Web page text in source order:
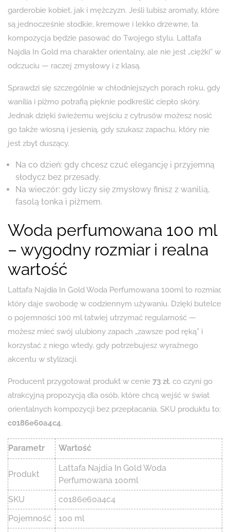
garderobie kobiet, jak i mężczyzn. Jeśli lubisz aromaty, które
są jednocześnie słodkie, kremowe i lekko drzewne, ta
kompozycja będzie pasować do Twojego stylu. Lattafa
Najdia In Gold ma charakter orientalny, ale nie jest „ciężki” w
odczuciu — raczej zmysłowy i z klasą.
Sprawdzi się szczególnie w chłodniejszych porach roku, gdy
wanilia i piżmo potrafią pięknie podkreślić ciepło skóry.
Jednak dzięki świeżemu wejściu z cytrusów możesz nosić
go także wiosną i jesienią, gdy szukasz zapachu, który nie
jest zbyt duszący.
Na co dzień: gdy chcesz czuć elegancję i przyjemną
słodycz bez przesady.
Na wieczór: gdy liczy się zmysłowy finisz z wanilią,
fasolą tonka i piżmem.
Woda perfumowana 100 ml
– wygodny rozmiar i realna
wartość
Lattafa Najdia In Gold Woda Perfumowana 100ml to rozmiar,
który daje swobodę w codziennym używaniu. Dzięki butelce
o pojemności 100 ml łatwiej utrzymać regularność —
możesz mieć swój ulubiony zapach „zawsze pod ręką” i
korzystać z niego wtedy, gdy potrzebujesz wyraźnego
akcentu w stylizacji.
Producent przygotował produkt w cenie 73 zł, co czyni go
atrakcyjną propozycją dla osób, które chcą wejść w świat
orientalnych kompozycji bez przepłacania. SKU produktu to:
c0186e60a4c4.
Parametr Wartość
Produkt
Lattafa Najdia In Gold Woda
Perfumowana 100ml
SKU
c0186e60a4c4
Pojemność
100 ml